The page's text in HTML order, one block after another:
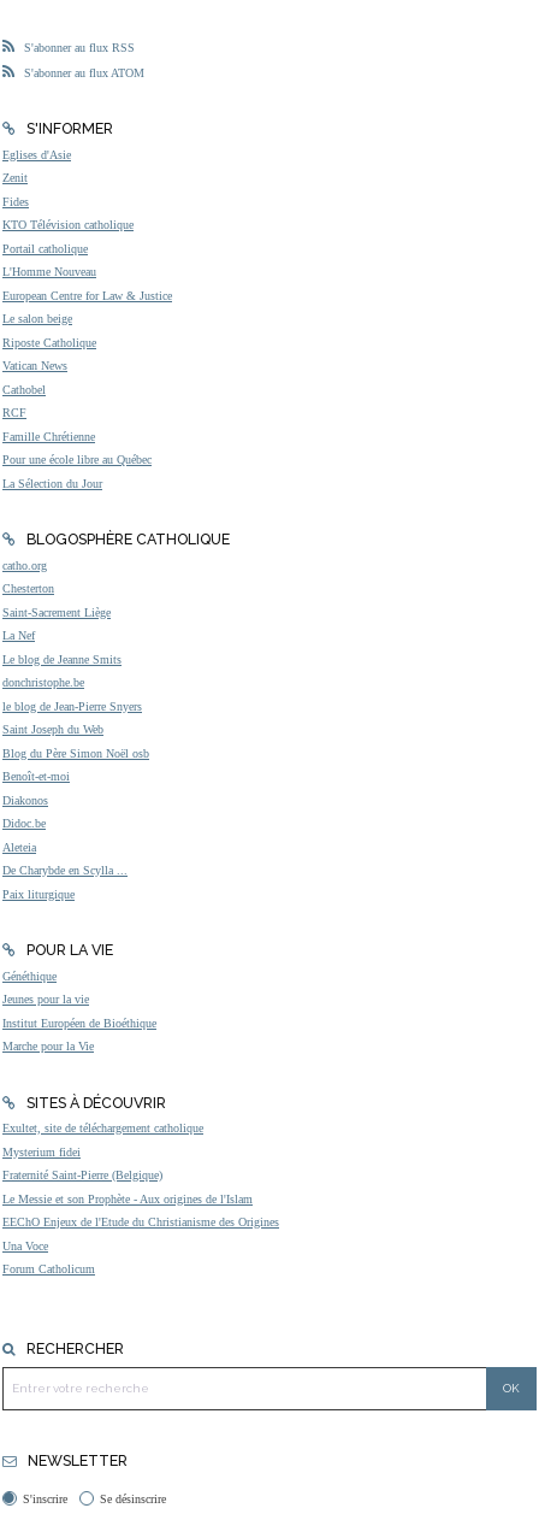
S'abonner au flux RSS
S'abonner au flux ATOM
S'INFORMER
Eglises d'Asie
Zenit
Fides
KTO Télévision catholique
Portail catholique
L'Homme Nouveau
European Centre for Law & Justice
Le salon beige
Riposte Catholique
Vatican News
Cathobel
RCF
Famille Chrétienne
Pour une école libre au Québec
La Sélection du Jour
BLOGOSPHÈRE CATHOLIQUE
catho.org
Chesterton
Saint-Sacrement Liège
La Nef
Le blog de Jeanne Smits
donchristophe.be
le blog de Jean-Pierre Snyers
Saint Joseph du Web
Blog du Père Simon Noël osb
Benoît-et-moi
Diakonos
Didoc.be
Aleteia
De Charybde en Scylla ...
Paix liturgique
POUR LA VIE
Généthique
Jeunes pour la vie
Institut Européen de Bioéthique
Marche pour la Vie
SITES À DÉCOUVRIR
Exultet, site de téléchargement catholique
Mysterium fidei
Fraternité Saint-Pierre (Belgique)
Le Messie et son Prophète - Aux origines de l'Islam
EEChO Enjeux de l'Etude du Christianisme des Origines
Una Voce
Forum Catholicum
RECHERCHER
NEWSLETTER
S'inscrire Se désinscrire